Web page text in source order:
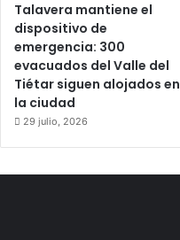
Talavera mantiene el
dispositivo de
emergencia: 300
evacuados del Valle del
Tiétar siguen alojados en
la ciudad
29 julio, 2026